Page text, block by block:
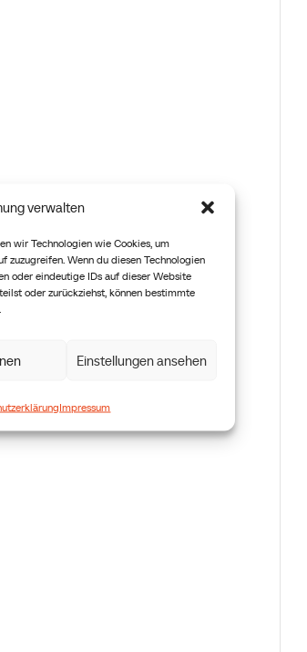
verwalten
wir Technologien wie Cookies, um
zuzugreifen. Wenn du diesen Technologien
oder eindeutige IDs auf dieser Website
oder zurückziehst, können bestimmte
Einstellungen ansehen
Impressum